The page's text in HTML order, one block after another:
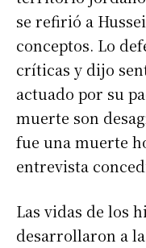
se refirió a
conceptos. Lo
críticas y dijo
actuado por su
muerte son
fue una muerte
entrevista
Las vidas de los
desarrollaron a